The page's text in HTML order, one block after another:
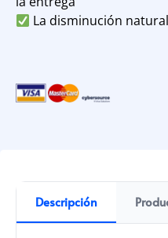
La disminución
Descripción